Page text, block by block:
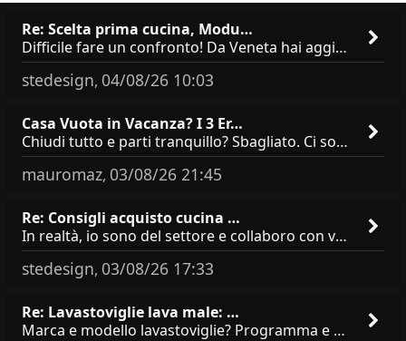
Re: Scelta prima cucina, Modu…
Difficile fare un confronto! Da Veneta hai aggiunto i pensili a tutta altezza e una colonna dispensa da 30, che da soli
stedesign, 04/08/26 10:03
Casa Vuota in Vacanza? I 3 Er…
Chiudi tutto e parti tranquillo? Sbagliato. Ci sono 3 comportamenti che dicono ai ladri &quot;sono via per due settimane
mauromaz, 03/08/26 21:45
Re: Consigli acquisto cucina …
In realtà, io sono del settore e collaboro con vari negozi, ti possono dire che sono tutti brand abbastanza simili come
stedesign, 03/08/26 17:33
Re: Lavastoviglie lava male: …
Marca e modello lavastoviglie? Programma e Deterisvo utilizzato ? Decalcificatore è regolato in in base alla durezza